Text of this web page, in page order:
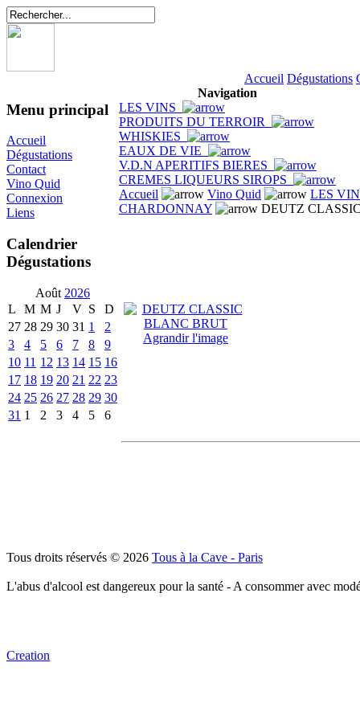
Accueil Dégustations
Menu principal
Accueil
Dégustations
Contact
Vino Quid
Connexion
Liens
Calendrier
Dégustations
Août 2026
L
M M J V S
D
27 28 29 30 31 1
2
3
4 5 6 7 8
9
10 11 12 13 14 15 16
17 18 19 20 21 22 23
24 25 26 27 28 29 30
31 1 2 3 4 5 6
Navigation
LES VINS
PRODUITS DU TERROIR
WHISKIES
EAUX DE VIE
V.D.N APERITIFS BIERES
CREMES LIQUEURS SIROPS
Accueil
Vino Quid
LES
CHARDONNAY
DEUTZ
Agrandir l'image
Tous droits réservés © 2026 Tous à la Cave - Paris
L'abus d'alcool est dangereux pour la santé - A consommer avec
Creation